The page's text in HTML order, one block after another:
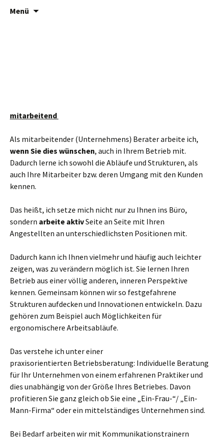
Beruf-Coach.de | Berufe neu
Menü
mitarbeitend
Als mitarbeitender (Unternehmens) Berater arbeite ich,
wenn Sie dies wünschen, auch in Ihrem Betrieb mit.
Dadurch lerne ich sowohl die Abläufe und Strukturen, als
auch Ihre Mitarbeiter bzw. deren Umgang mit den Kunden
kennen.
Das heißt, ich setze mich nicht nur zu Ihnen ins Büro,
sondern arbeite aktivSeite an Seite mit Ihren
Angestellten an unterschiedlichsten Positionen mit.
Dadurch kann ich Ihnen vielmehr und häufig auch leichter
zeigen, was zu verändern möglich ist. Sie lernen Ihren
Betrieb aus einer völlig anderen, inneren Perspektive
kennen. Gemeinsam können wir so festgefahrene
Strukturen aufdecken und Innovationen entwickeln. Dazu
gehören zum Beispiel auch Möglichkeiten für
ergonomischere Arbeitsabläufe.
Das verstehe ich unter einer
praxisorientierten Betriebsberatung: Individuelle Beratung
für Ihr Unternehmen von einem erfahrenen Praktiker und
dies unabhängig von der Größe Ihres Betriebes. Davon
profitieren Sie ganz gleich ob Sie eine „Ein-Frau-“/ „Ein-
Mann-Firma“ oder ein mittelständiges Unternehmen sind.
Bei Bedarf arbeiten wir mit Kommunikationstrainern